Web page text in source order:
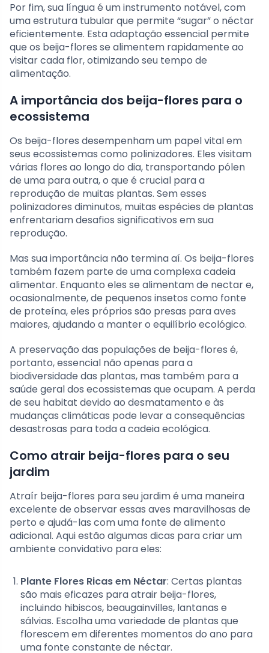
Por fim, sua língua é um instrumento notável, com
uma estrutura tubular que permite “sugar” o néctar
eficientemente. Esta adaptação essencial permite
que os beija-flores se alimentem rapidamente ao
visitar cada flor, otimizando seu tempo de
alimentação.
A importância dos beija-flores para o
ecossistema
Os beija-flores desempenham um papel vital em
seus ecossistemas como polinizadores. Eles visitam
várias flores ao longo do dia, transportando pólen
de uma para outra, o que é crucial para a
reprodução de muitas plantas. Sem esses
polinizadores diminutos, muitas espécies de plantas
enfrentariam desafios significativos em sua
reprodução.
Mas sua importância não termina aí. Os beija-flores
também fazem parte de uma complexa cadeia
alimentar. Enquanto eles se alimentam de nectar e,
ocasionalmente, de pequenos insetos como fonte
de proteína, eles próprios são presas para aves
maiores, ajudando a manter o equilíbrio ecológico.
A preservação das populações de beija-flores é,
portanto, essencial não apenas para a
biodiversidade das plantas, mas também para a
saúde geral dos ecossistemas que ocupam. A perda
de seu habitat devido ao desmatamento e às
mudanças climáticas pode levar a consequências
desastrosas para toda a cadeia ecológica.
Como atrair beija-flores para o seu
jardim
Atraír beija-flores para seu jardim é uma maneira
excelente de observar essas aves maravilhosas de
perto e ajudá-las com uma fonte de alimento
adicional. Aqui estão algumas dicas para criar um
ambiente convidativo para eles:
Plante Flores Ricas em Néctar: Certas plantas
são mais eficazes para atrair beija-flores,
incluindo hibiscos, beaugainvilles, lantanas e
sálvias. Escolha uma variedade de plantas que
florescem em diferentes momentos do ano para
uma fonte constante de néctar.